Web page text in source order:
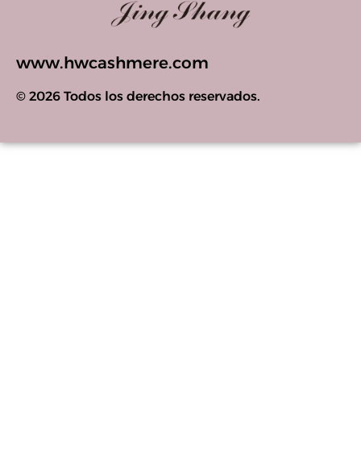
www.hwcashmere.com
© 2026 Todos los derechos reservados.